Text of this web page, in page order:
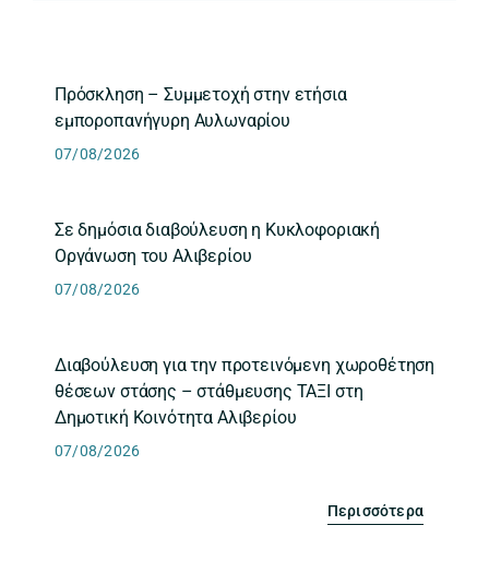
Πρόσκληση – Συμμετοχή στην ετήσια
εμποροπανήγυρη Αυλωναρίου
07/08/2026
Σε δημόσια διαβούλευση η Κυκλοφοριακή
Οργάνωση του Αλιβερίου
07/08/2026
Διαβούλευση για την προτεινόμενη χωροθέτηση
θέσεων στάσης – στάθμευσης ΤΑΞΙ στη
Δημοτική Κοινότητα Αλιβερίου
07/08/2026
Περισσότερα